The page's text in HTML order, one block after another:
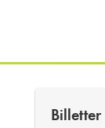
Billetter